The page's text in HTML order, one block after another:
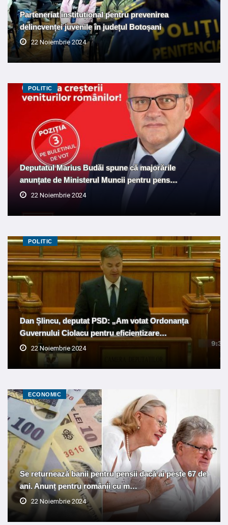
Parteneriat instituțional pentru prevenirea
delincvenței juvenile în județul Botoșani
22 Noiembrie 2024
POLITIC
Deputatul Marius Budăi spune că majorările
anunțate de Ministerul Muncii pentru pens…
22 Noiembrie 2024
POLITIC
Dan Șlincu, deputat PSD: „Am votat Ordonanța
Guvernului Ciolacu pentru eficientizare…
22 Noiembrie 2024
ECONOMIC
Se returnează banii pentru pensii dacă ai peste 67 de
ani. Anunț pentru românii cu m…
22 Noiembrie 2024